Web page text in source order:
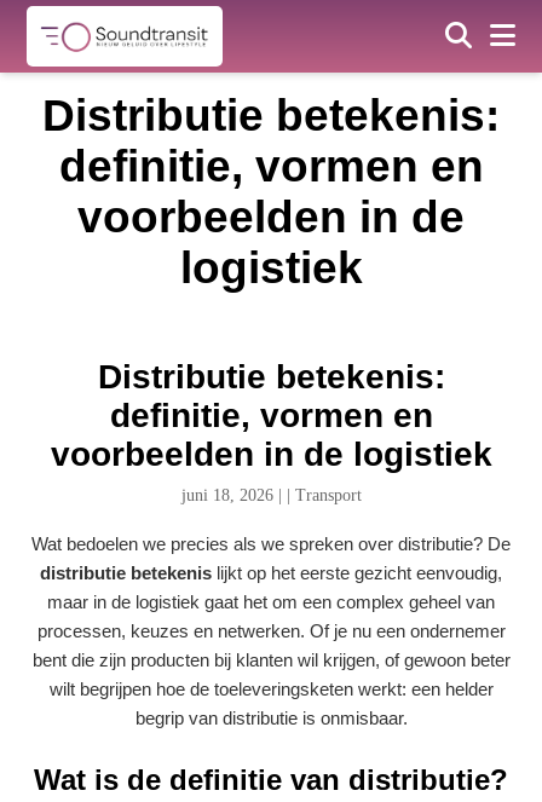
Distributie betekenis:
definitie, vormen en
voorbeelden in de
logistiek
Distributie betekenis:
definitie, vormen en
voorbeelden in de logistiek
juni 18, 2026| Transport
Wat bedoelen we precies als we spreken over distributie? De
distributie betekenis lijkt op het eerste gezicht eenvoudig,
maar in de logistiek gaat het om een complex geheel van
processen, keuzes en netwerken. Of je nu een ondernemer
bent die zijn producten bij klanten wil krijgen, of gewoon beter
wilt begrijpen hoe de toeleveringsketen werkt: een helder
begrip van distributie is onmisbaar.
Wat is de definitie van distributie?